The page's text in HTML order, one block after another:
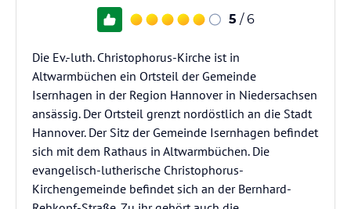
5 / 6
Die Ev.-luth. Christophorus-Kirche ist in
Altwarmbüchen ein Ortsteil der Gemeinde
Isernhagen in der Region Hannover in Niedersachsen
ansässig. Der Ortsteil grenzt nordöstlich an die Stadt
Hannover. Der Sitz der Gemeinde Isernhagen befindet
sich mit dem Rathaus in Altwarmbüchen. Die
evangelisch-lutherische Christophorus-
Kirchengemeinde befindet sich an der Bernhard-